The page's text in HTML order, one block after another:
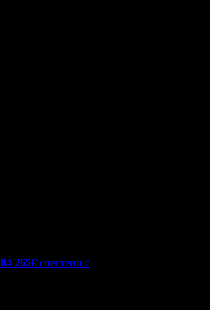
84 265€ спестени с